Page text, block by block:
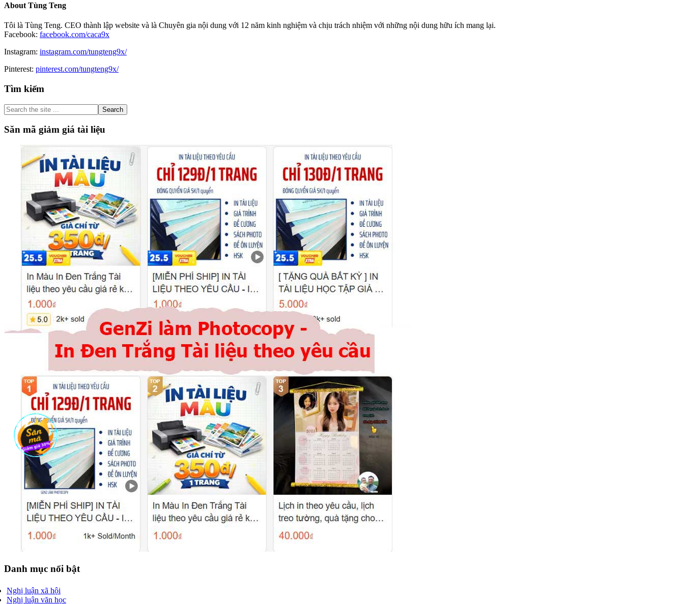
About Tùng Teng
Tôi là Tùng Teng. CEO thành lập website và là Chuyên gia nội dung với 12 năm kinh nghiệm và chịu trách nhiệm với những nội dung hữu ích mang lại.
Facebook: facebook.com/caca9x
Instagram: instagram.com/tungteng9x/
Pinterest: pinterest.com/tungteng9x/
Primary
Sidebar
Tìm kiếm
Search
the
site
...
Săn mã giảm giá tài liệu
Danh mục nổi bật
Nghị luận xã hội
Nghị luận văn học